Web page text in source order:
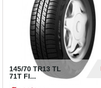
145/70 TR13 TL
71T FI...